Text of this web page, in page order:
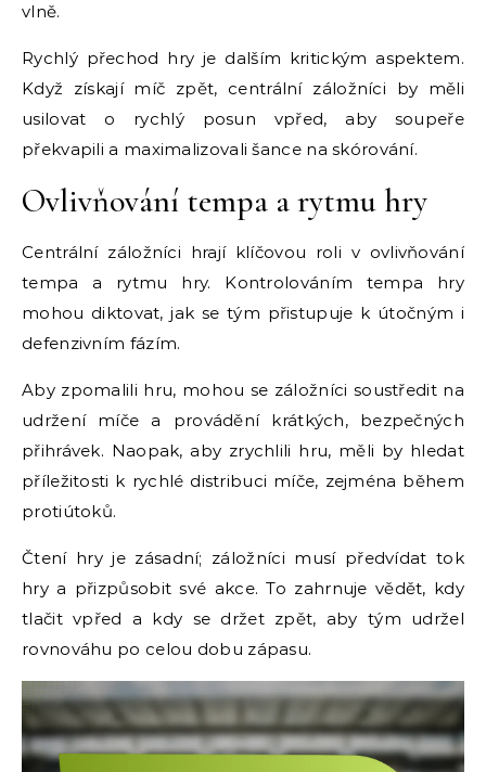
vlně.
Rychlý přechod hry je dalším kritickým aspektem.
Když získají míč zpět, centrální záložníci by měli
usilovat o rychlý posun vpřed, aby soupeře
překvapili a maximalizovali šance na skórování.
Ovlivňování tempa a rytmu hry
Centrální záložníci hrají klíčovou roli v ovlivňování
tempa a rytmu hry. Kontrolováním tempa hry
mohou diktovat, jak se tým přistupuje k útočným i
defenzivním fázím.
Aby zpomalili hru, mohou se záložníci soustředit na
udržení míče a provádění krátkých, bezpečných
přihrávek. Naopak, aby zrychlili hru, měli by hledat
příležitosti k rychlé distribuci míče, zejména během
protiútoků.
Čtení hry je zásadní; záložníci musí předvídat tok
hry a přizpůsobit své akce. To zahrnuje vědět, kdy
tlačit vpřed a kdy se držet zpět, aby tým udržel
rovnováhu po celou dobu zápasu.